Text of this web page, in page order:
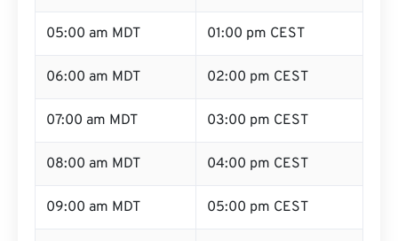
05:00 am MDT 01:00 pm CEST
06:00 am MDT 02:00 pm CEST
07:00 am MDT 03:00 pm CEST
08:00 am MDT 04:00 pm CEST
09:00 am MDT 05:00 pm CEST